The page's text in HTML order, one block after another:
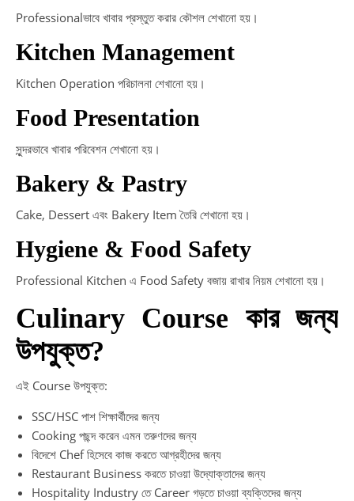
Professionalভাবে খাবার প্রস্তুত করার কৌশল শেখানো হয়।
Kitchen Management
Kitchen Operation পরিচালনা শেখানো হয়।
Food Presentation
সুন্দরভাবে খাবার পরিবেশন শেখানো হয়।
Bakery & Pastry
Cake, Dessert এবং Bakery Item তৈরি শেখানো হয়।
Hygiene & Food Safety
Professional Kitchen এ Food Safety বজায় রাখার নিয়ম শেখানো হয়।
Culinary Course কার জন্য
উপযুক্ত?
এই Course উপযুক্ত:
SSC/HSC পাশ শিক্ষার্থীদের জন্য
Cooking পছন্দ করেন এমন তরুণদের জন্য
বিদেশে Chef হিসেবে কাজ করতে আগ্রহীদের জন্য
Restaurant Business করতে চাওয়া উদ্যোক্তাদের জন্য
Hospitality Industry তে Career গড়তে চাওয়া ব্যক্তিদের জন্য